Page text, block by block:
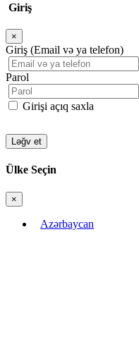
Giriş
×
Bağla
Giriş (Email və ya telefon)
Parol
Girişi açıq saxla
Ləğv et
Ülke Seçin
×
Bağla
Azərbaycan